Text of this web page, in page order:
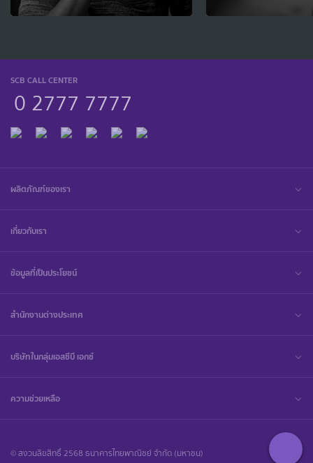
SCB CALL CENTER
0 2777 7777
ผลิตภัณฑ์ของเรา
เกี่ยวกับเรา
ข้อมูลที่เป็นประโยชน์
สำนักงานต่างประเทศ
บริษัทในกลุ่มเอสซีบี เอกซ์
ความช่วยเหลือ
© สงวนลิขสิทธิ์ 2568 ธนาคารไทยพาณิชย์ จำกัด (มหาชน)